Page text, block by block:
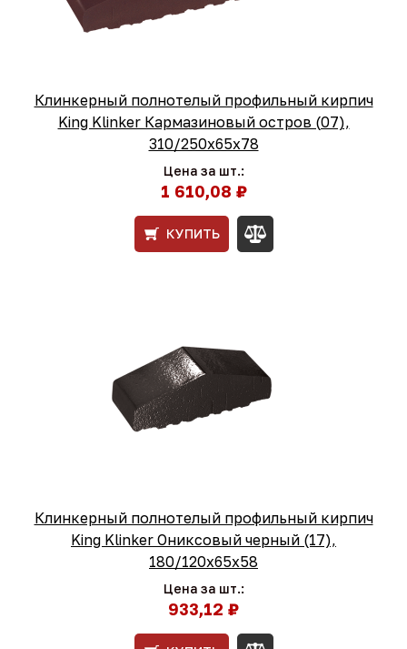
Клинкерный полнотелый профильный кирпич
King Klinker Кармазиновый остров (07),
310/250x65x78
Цена за шт.:
1 610,08 ₽
КУПИТЬ
Клинкерный полнотелый профильный кирпич
King Klinker Ониксовый черный (17),
180/120x65x58
Цена за шт.:
933,12 ₽